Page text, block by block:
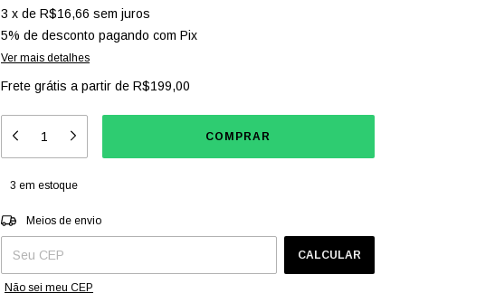
3 x de R$16,66 sem juros
5% de desconto pagando com Pix
Ver mais detalhes
Frete grátis a partir de R$199,00
3 em estoque
Entregas para o CEP:
Meios de envio
CALCULAR
Não sei meu CEP